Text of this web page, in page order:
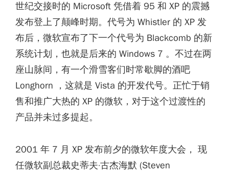
世纪交接时的 Microsoft 凭借着 95 和 XP 的震撼
发布登上了颠峰时期。代号为 Whistler 的 XP 发
布后，微软宣布了下一个代号为 Blackcomb 的新
系统计划，也就是后来的 Windows 7 。不过在两
座山脉间，有一个滑雪客们时常歇脚的酒吧
Longhorn ，这就是 Vista 的开发代号。正忙于销
售和推广大热的 XP 的微软，对于这个过渡性的
产品并未过多提起。
2001 年 7 月 XP 发布前夕的微软年度大会， 现
任微软副总裁史蒂夫·古杰海默 (Steven